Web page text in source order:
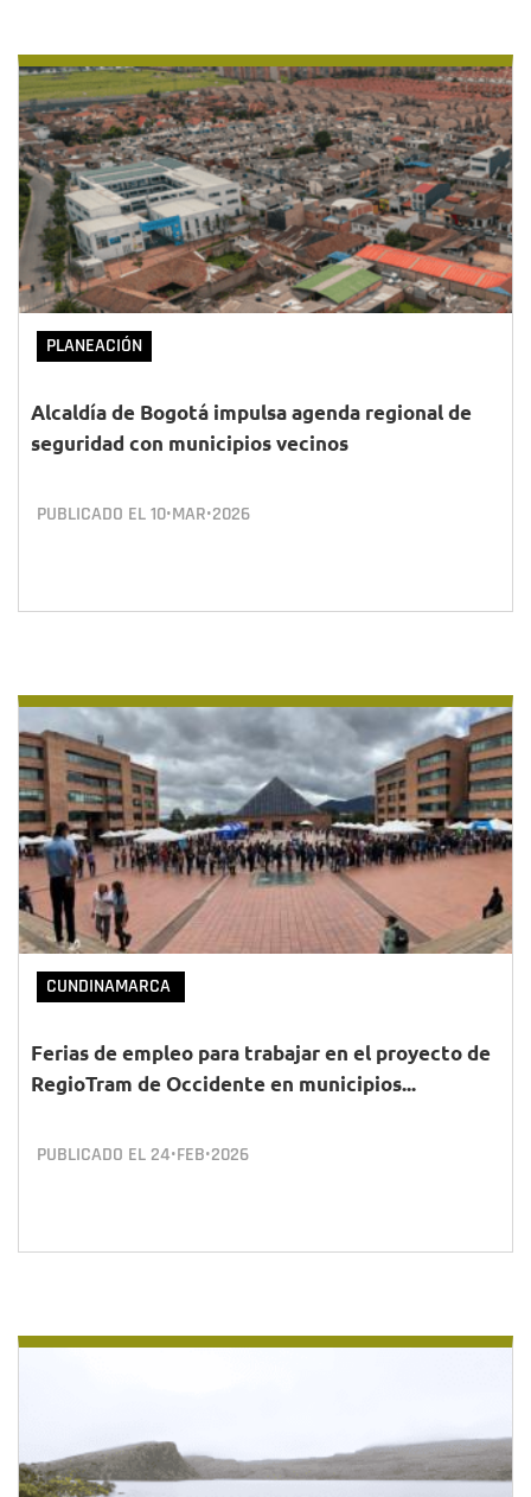
PLANEACIÓN
Alcaldía de Bogotá impulsa agenda regional de
seguridad con municipios vecinos
PUBLICADO EL10•MAR•2026
CUNDINAMARCA
Ferias de empleo para trabajar en el proyecto de
RegioTram de Occidente en municipios...
PUBLICADO EL 24•FEB•2026